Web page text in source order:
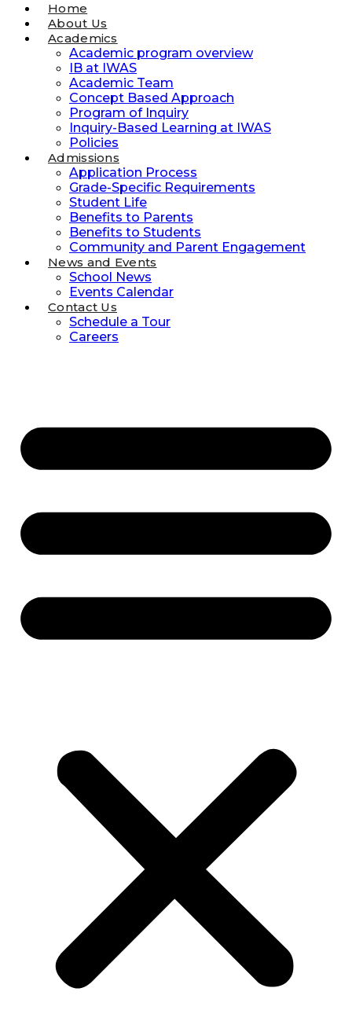
Home
About Us
Academics
Academic program overview
IB at IWAS
Academic Team
Concept Based Approach
Program of Inquiry
Inquiry-Based Learning at IWAS
Policies
Admissions
Application Process
Grade-Specific Requirements
Student Life
Benefits to Parents
Benefits to Students
Community and Parent Engagement
News and Events
School News
Events Calendar
Contact Us
Schedule a Tour
Careers